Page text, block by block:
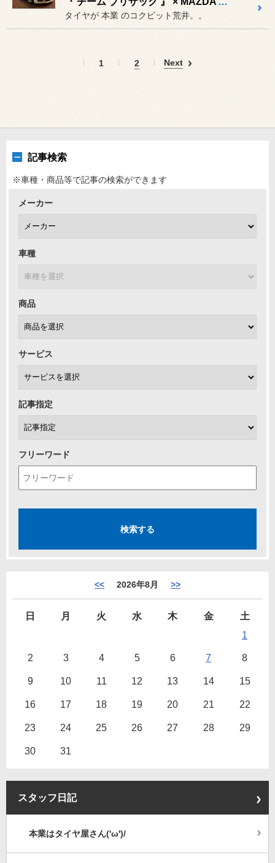
タイヤが 本業 のコクピット荒井。。
1 2 Next
記事検索
※車種・商品等で記事の検索ができます
メーカー
車種
商品
サービス
記事指定
フリーワード
<< 2026年8月 >>
日 月 火 水 木 金
土
1
2 3 4 5 6 7 8
9 10 11 12 13 14 15
16 17 18 19 20 21 22
23 24 25 26 27 28 29
30 31
スタッフ日記
本業はタイヤ屋さん('ω')/